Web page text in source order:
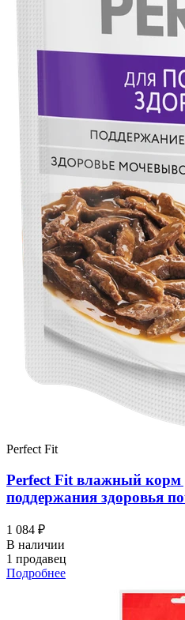
Perfect Fit
Perfect Fit влажный корм
поддержания здоровья
1 084 ₽
В наличии
1 продавец
Подробнее